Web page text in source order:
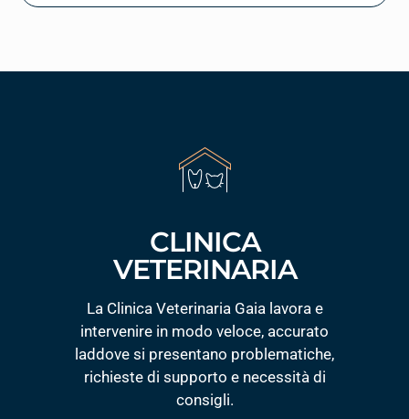
CLINICA
VETERINARIA
La Clinica Veterinaria Gaia lavora e
intervenire in modo veloce, accurato
laddove si presentano problematiche,
richieste di supporto e necessità di
consigli.